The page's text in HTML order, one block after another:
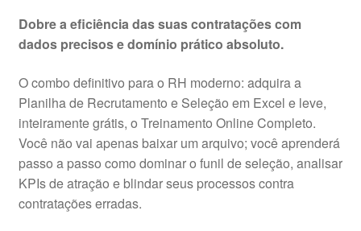
original
R$59,90.
atual
R$39,90.
Dobre a eficiência das suas contratações com
dados precisos e domínio prático absoluto.
O combo definitivo para o RH moderno: adquira a
Planilha de Recrutamento e Seleção em Excel e leve,
inteiramente grátis, o Treinamento Online Completo.
Você não vai apenas baixar um arquivo; você aprenderá
passo a passo como dominar o funil de seleção, analisar
KPIs de atração e blindar seus processos contra
contratações erradas.